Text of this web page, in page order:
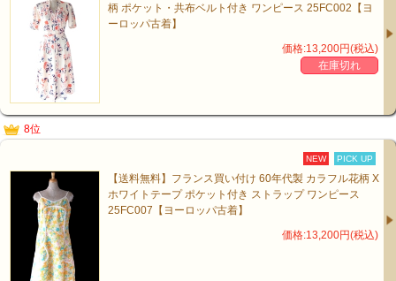
柄 ポケット・共布ベルト付き ワンピース 25FC002【ヨ
ーロッパ古着】
価格:13,200円(税込)
在庫切れ
8位
NEW PICK UP
【送料無料】フランス買い付け 60年代製 カラフル花柄 X
ホワイトテープ ポケット付き ストラップ ワンピース
25FC007【ヨーロッパ古着】
価格:13,200円(税込)